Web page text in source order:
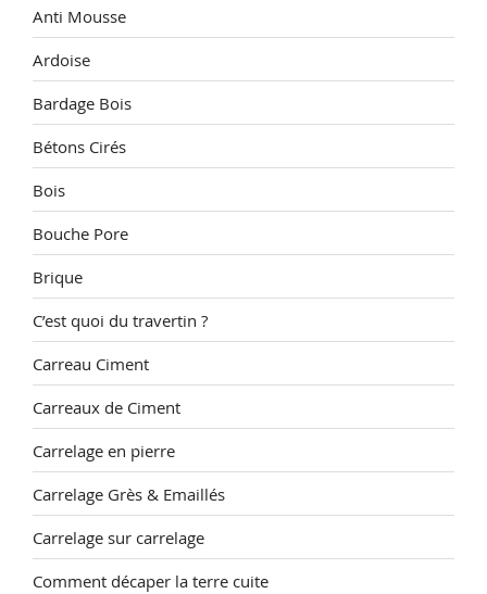
Anti Mousse
Ardoise
Bardage Bois
Bétons Cirés
Bois
Bouche Pore
Brique
C’est quoi du travertin ?
Carreau Ciment
Carreaux de Ciment
Carrelage en pierre
Carrelage Grès & Emaillés
Carrelage sur carrelage
Comment décaper la terre cuite